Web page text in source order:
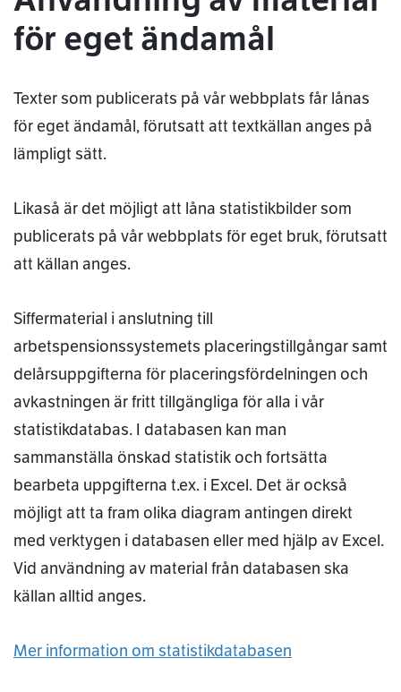
för eget ändamål
Texter som publicerats på vår webbplats får lånas
för eget ändamål, förutsatt att textkällan anges på
lämpligt sätt.
Likaså är det möjligt att låna statistikbilder som
publicerats på vår webbplats för eget bruk, förutsatt
att källan anges.
Siffermaterial i anslutning till
arbetspensionssystemets placeringstillgångar samt
delårsuppgifterna för placeringsfördelningen och
avkastningen är fritt tillgängliga för alla i vår
statistikdatabas. I databasen kan man
sammanställa önskad statistik och fortsätta
bearbeta uppgifterna t.ex. i Excel. Det är också
möjligt att ta fram olika diagram antingen direkt
med verktygen i databasen eller med hjälp av Excel.
Vid användning av material från databasen ska
källan alltid anges.
Mer information om statistikdatabasen